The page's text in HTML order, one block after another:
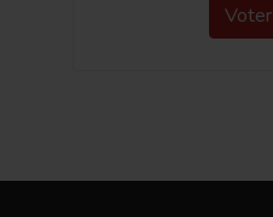
Voter